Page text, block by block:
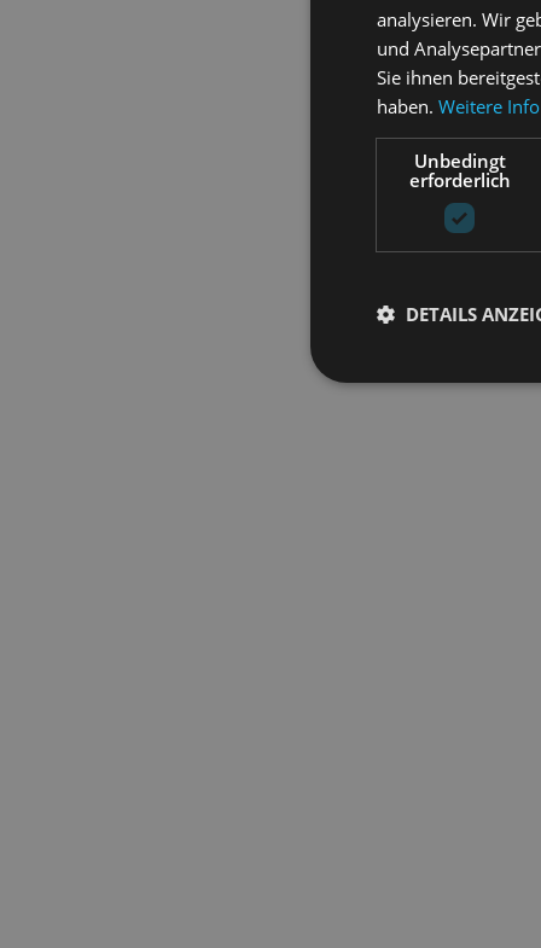
analysieren. Wir
und
Sie ihnen
haben. Weitere
Unbedingt
erforderlich
DETAILS